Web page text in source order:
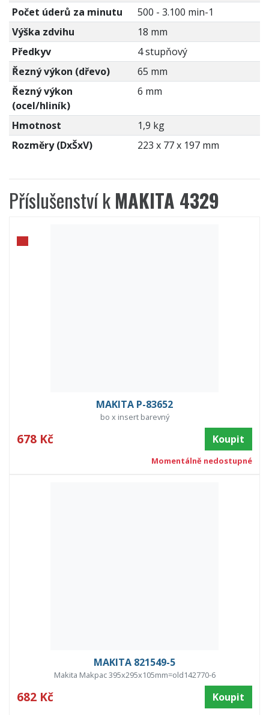
Počet úderů za minutu
500 - 3.100 min-1
Výška zdvihu
18 mm
Předkyv
4 stupňový
Řezný výkon (dřevo)
65 mm
Řezný výkon
(ocel/hliník)
6 mm
Hmotnost
1,9 kg
Rozměry (DxŠxV)
223 x 77 x 197 mm
Příslušenství kMAKITA 4329
MAKITA P-83652
bo x insert barevný
678 Kč Koupit
Momentálně nedostupné
MAKITA 821549-5
Makita Makpac 395x295x105mm=old142770-6
682 Kč Koupit